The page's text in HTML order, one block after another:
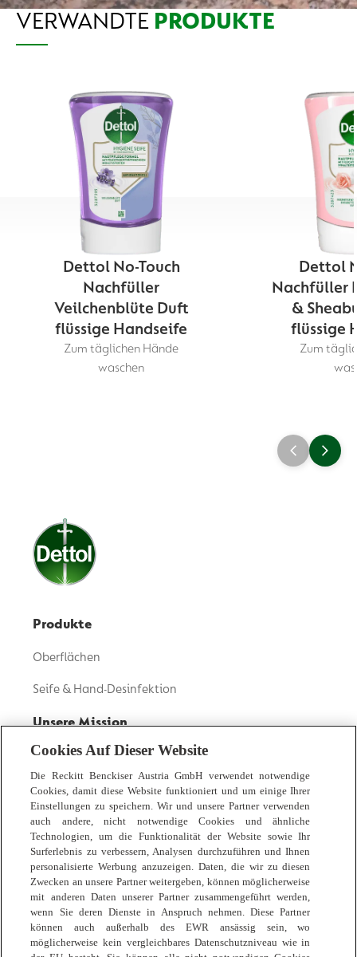
VERWANDTE PRODUKTE
Dettol No-Touch
Nachfüller
Veilchenblüte Duft
flüssige Handseife
Zum täglichen Hände
waschen
Dettol
Nachfüller
&
flüssige
Zum
Produkte
Oberflächen
Seife & Hand-Desinfektion
Unsere Mission
Unsere Geschichte
Inhaltsstoffe Transparenz
Nachhaltigkeit
Gesunde Gewohnheiten
Expertentipps
Zuhause
Körperpflege
Cookies Auf Dieser Website
Die Reckitt Benckiser Austria GmbH verwendet notwendige
Cookies, damit diese Website funktioniert und um einige Ihrer
Einstellungen zu speichern. Wir und unsere Partner verwenden
auch andere, nicht notwendige Cookies und ähnliche
Technologien, um die Funktionalität der Website sowie Ihr
Surferlebnis zu verbessern, Analysen durchzuführen und Ihnen
personalisierte Werbung anzuzeigen. Daten, die wir zu diesen
Zwecken an unsere Partner weitergeben, können möglicherweise
mit anderen Daten unserer Partner zusammengeführt werden,
wenn Sie deren Dienste in Anspruch nehmen. Diese Partner
können auch außerhalb des EWR ansässig sein, wo
möglicherweise kein vergleichbares Datenschutzniveau wie in